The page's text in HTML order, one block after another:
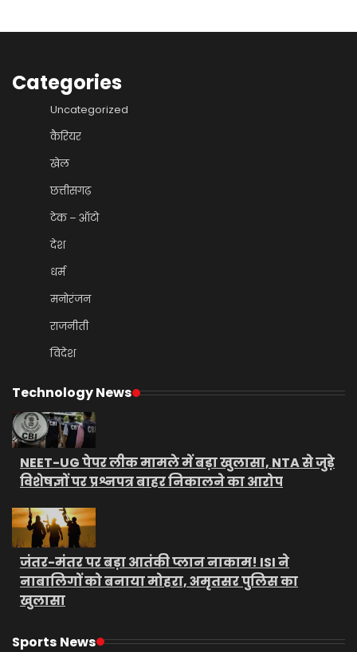
Categories
Uncategorized
कैरियर
खेल
छत्तीसगढ़
टेक – ऑटो
देश
धर्म
मनोरंजन
राजनीती
विदेश
Technology News
NEET-UG पेपर लीक मामले में बड़ा खुलासा, NTA से जुड़े
विशेषज्ञों पर प्रश्नपत्र बाहर निकालने का आरोप
जंतर-मंतर पर बड़ा आतंकी प्लान नाकाम! ISI ने
नाबालिगों को बनाया मोहरा, अमृतसर पुलिस का
खुलासा
Sports News